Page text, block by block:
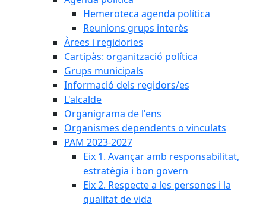
Hemeroteca agenda política
Reunions grups interès
Àrees i regidories
Cartipàs: organització política
Grups municipals
Informació dels regidors/es
L'alcalde
Organigrama de l'ens
Organismes dependents o vinculats
PAM 2023-2027
Eix 1. Avançar amb responsabilitat,
estratègia i bon govern
Eix 2. Respecte a les persones i la
qualitat de vida